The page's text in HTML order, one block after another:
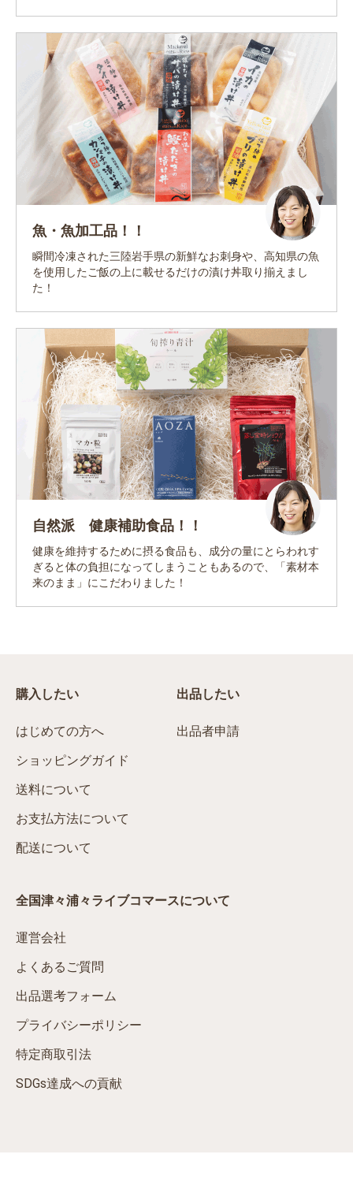
魚・魚加工品！！
瞬間冷凍された三陸岩手県の新鮮なお刺身や、高知県の魚
を使用したご飯の上に載せるだけの漬け丼取り揃えまし
た！
自然派 健康補助食品！！
健康を維持するために摂る食品も、成分の量にとらわれす
ぎると体の負担になってしまうこともあるので、「素材本
来のまま」にこだわりました！
購入したい
はじめての方へ
ショッピングガイド
送料について
お支払方法について
配送について
出品したい
出品者申請
全国津々浦々ライブコマースについて
運営会社
よくあるご質問
出品選考フォーム
プライバシーポリシー
特定商取引法
SDGs達成への貢献